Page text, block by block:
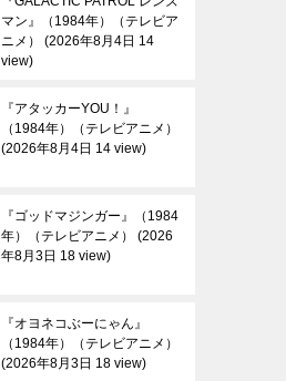
マン』（1984年）（テレビア
ニメ）
2026年8月4日 14
view
『アタッカーYOU！』
（1984年）（テレビアニメ）
2026年8月4日 14 view
『ゴッドマジンガー』（1984
年）（テレビアニメ）
2026
年8月3日 18 view
『オヨネコぶーにゃん』
（1984年）（テレビアニメ）
2026年8月3日 18 view